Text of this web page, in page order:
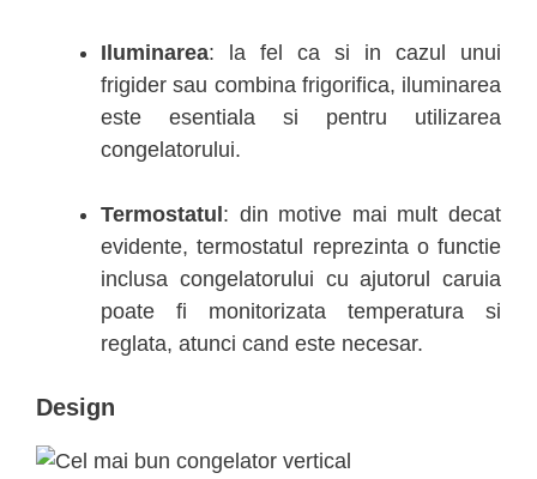
Iluminarea: la fel ca si in cazul unui
frigider sau combina frigorifica, iluminarea
este esentiala si pentru utilizarea
congelatorului.
Termostatul: din motive mai mult decat
evidente, termostatul reprezinta o functie
inclusa congelatorului cu ajutorul caruia
poate fi monitorizata temperatura si
reglata, atunci cand este necesar.
Design